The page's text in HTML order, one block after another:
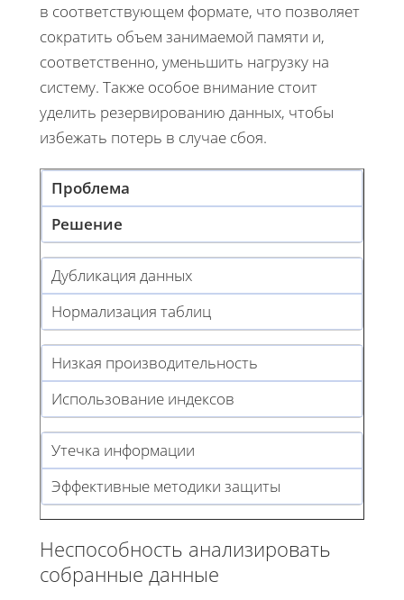
в соответствующем формате, что позволяет
сократить объем занимаемой памяти и,
соответственно, уменьшить нагрузку на
систему. Также особое внимание стоит
уделить резервированию данных, чтобы
избежать потерь в случае сбоя.
Проблема
Решение
Дубликация данных
Нормализация таблиц
Низкая производительность
Использование индексов
Утечка информации
Эффективные методики защиты
Неспособность анализировать
собранные данные